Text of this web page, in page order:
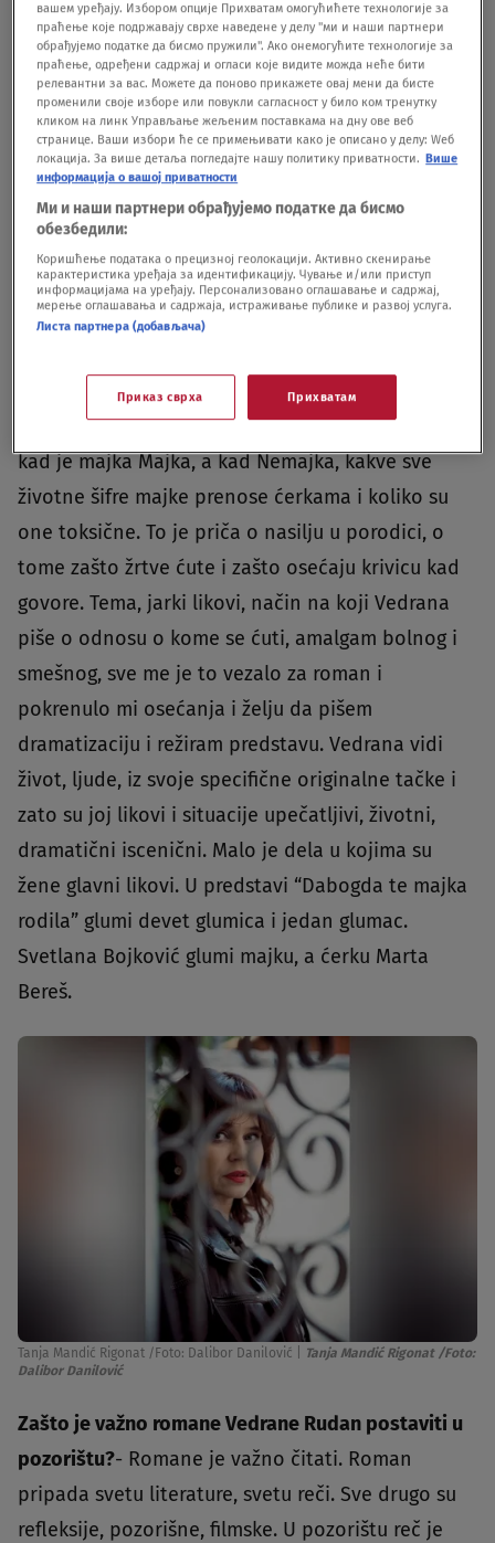
okupljanja, podozrivosti prema drugima, paranoje,
straha od zaraze, bolesti, smrti? Pozorište je
bliskost, deljenje emocija, misli, živa umetnost. U
novom svetu, onom posle pandemije, kakva
sudbina ga čeka zaista je tajna, i u tim novim
okolnostima biće i premijera predstave “Dabogda
te majka rodila”.
Šta vas je podstaklo da se bavite
romanom Vedrane Rudan „Dabogda te majka
rodila“?- Vedranin roman je priča o odnosu
odnos, prekriven je idealizacijom. Roman je priča
o bolu, žudnji za ljubavlju, o životu i smrti, o tome
kad je majka Majka, a kad Nemajka, kakve sve
životne šifre majke prenose ćerkama i koliko su
one toksične. To je priča o nasilju u porodici, o
tome zašto žrtve ćute i zašto osećaju krivicu kad
govore. Tema, jarki likovi, način na koji Vedrana
piše o odnosu o kome se ćuti, amalgam bolnog i
smešnog, sve me je to vezalo za roman i
pokrenulo mi osećanja i želju da pišem
dramatizaciju i režiram predstavu. Vedrana vidi
život, ljude, iz svoje specifične originalne tačke i
zato su joj likovi i situacije upečatljivi, životni,
dramatični iscenični. Malo je dela u kojima su
žene glavni likovi. U predstavi “Dabogda te majka
rodila” glumi devet glumica i jedan glumac.
Svetlana Bojković glumi majku, a ćerku Marta
Bereš.
Tanja Mandić Rigonat /Foto: Dalibor Danilović
Tanja Mandić Rigonat /Foto:
Dalibor Danilović
Zašto je važno romane Vedrane Rudan postaviti u
pozorištu?- Romane je važno čitati. Roman
pripada svetu literature, svetu reči. Sve drugo su
refleksije, pozorišne, filmske. U pozorištu reč je
вашем уређају. Избором опције Прихватам омогућићете технологије за
праћење које подржавају сврхе наведене у делу "ми и наши партнери
обрађујемо податке да бисмо пружили". Ако онемогућите технологије за
праћење, одређени садржај и огласи које видите можда неће бити
релевантни за вас. Можете да поново прикажете овај мени да бисте
променили своје изборе или повукли сагласност у било ком тренутку
кликом на линк Управљање жељеним поставкама на дну ове веб
странице. Ваши избори ће се примењивати како је описано у делу: Wеб
локација. За више детаља погледајте нашу политику приватности. Више
информација о вашој приватности
Ми и наши партнери обрађујемо податке да бисмо
обезбедили:
Коришћење података о прецизној геолокацији. Активно скенирање
карактеристика уређаја за идентификацију. Чување и/или приступ
информацијама на уређају. Персонализовано оглашавање и садржај,
мерење оглашавања и садржаја, истраживање публике и развој услуга.
Листа партнера (добављача)
Приказ сврха Прихватам